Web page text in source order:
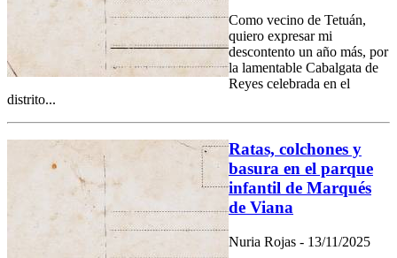
Como vecino de Tetuán,
quiero expresar mi
descontento un año más, por
la lamentable Cabalgata de
Reyes celebrada en el
distrito...
Ratas, colchones y
basura en el parque
infantil de Marqués
de Viana
Nuria Rojas - 13/11/2025